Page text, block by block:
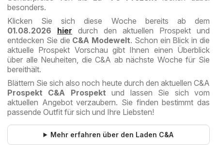
besonders.
Klicken Sie sich diese Woche bereits ab dem
01.08.2026 hier durch den aktuellen Prospekt und
entdecken Sie die C&A Modewelt. Schon ein Blick in die
aktuelle Prospekt Vorschau gibt Ihnen einen Überblick
über alle Neuheiten, die C&A ab nächste Woche für Sie
bereithält.
Blättern Sie sich also noch heute durch den aktuellen C&A
Prospekt C&A Prospekt und lassen Sie sich vom
aktuellen Angebot verzaubern. Sie finden bestimmt das
passende Outfit für sich und Ihre Liebsten!
Mehr erfahren über den Laden C&A